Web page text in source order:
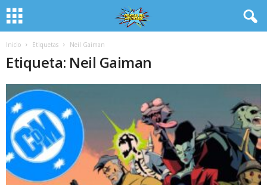
Inicio Etiquetas Neil Gaiman
Etiqueta: Neil Gaiman